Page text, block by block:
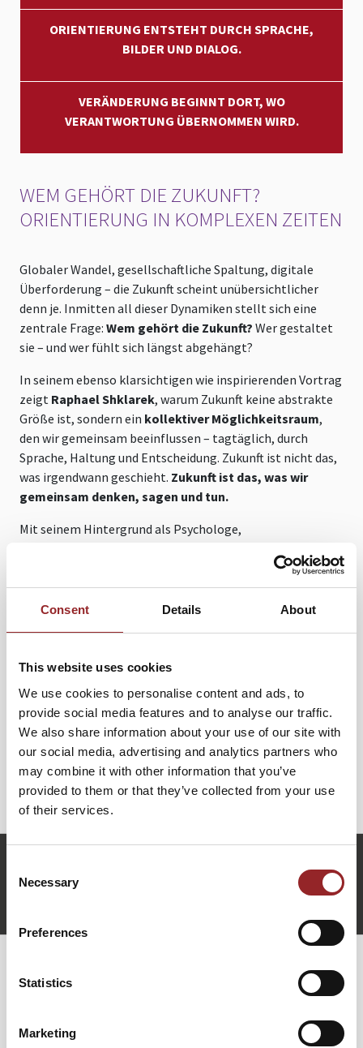
Consent Details About
This website uses cookies
We use cookies to personalise content and ads, to
provide social media features and to analyse our traffic.
We also share information about your use of our site with
our social media, advertising and analytics partners who
may combine it with other information that you’ve
provided to them or that they’ve collected from your use
of their services.
Selection
Necessary
Preferences
Statistics
Marketing
ORIENTIERUNG ENTSTEHT DURCH SPRACHE,
BILDER UND DIALOG.
VERÄNDERUNG BEGINNT DORT, WO
VERANTWORTUNG ÜBERNOMMEN WIRD.
WEM GEHÖRT DIE ZUKUNFT?
ORIENTIERUNG IN KOMPLEXEN ZEITEN
Globaler Wandel, gesellschaftliche Spaltung, digitale
Überforderung – die Zukunft scheint unübersichtlicher
denn je. Inmitten all dieser Dynamiken stellt sich eine
zentrale Frage: Wem gehört die Zukunft? Wer gestaltet
sie – und wer fühlt sich längst abgehängt?
In seinem ebenso klarsichtigen wie inspirierenden Vortrag
zeigt Raphael Shklarek, warum Zukunft keine abstrakte
Größe ist, sondern ein kollektiver Möglichkeitsraum,
den wir gemeinsam beeinflussen – tagtäglich, durch
Sprache, Haltung und Entscheidung. Zukunft ist nicht das,
was irgendwann geschieht. Zukunft ist das, was wir
gemeinsam denken, sagen und tun.
Mit seinem Hintergrund als Psychologe,
sichtbar, wie Orientierung in komplexen Zeiten entstehen
kann – ohne einfache Antworten, aber mit klarer
Richtung. Er spricht über den Verlust kollektiver Bilder,
Visionen, geteilte Sprache und systemisches
Denken
neue Verbindungen schaffen können.
Dieser Vortrag istein Aufruf zur Mitgestaltung–
mutmachend, klug, tiefgründig. Shklarek gibt nicht nur
Denkanstöße, sondern konkrete Werkzeuge an die Hand,
um Wandel nicht als Bedrohung, sondern als Einladung zu
verstehen.
WEITERE VORTRÄGE VON RAPHAEL